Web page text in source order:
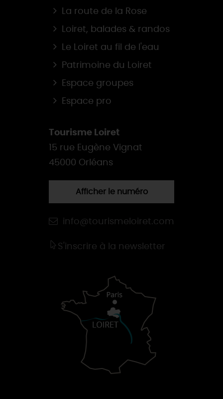
La route de la Rose
Loiret, balades & randos
Le Loiret au fil de l'eau
Patrimoine du Loiret
Espace groupes
Espace pro
Tourisme Loiret
15 rue Eugène Vignat
45000 Orléans
Afficher le numéro
info@tourismeloiret.com
S'inscrire à la newsletter